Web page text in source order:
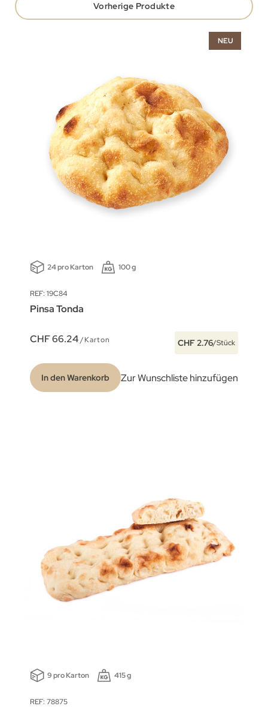
Vorherige Produkte
NEU
24 pro Karton 100 g
REF: 19C84
Pinsa Tonda
CHF 66.24/Karton CHF 2.76/Stück
In den Warenkorb Zur Wunschliste hinzufügen
9 pro Karton 415 g
REF: 78875